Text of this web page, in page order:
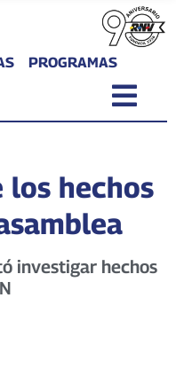
PROGRAMAS
los hechos
investigar hechos